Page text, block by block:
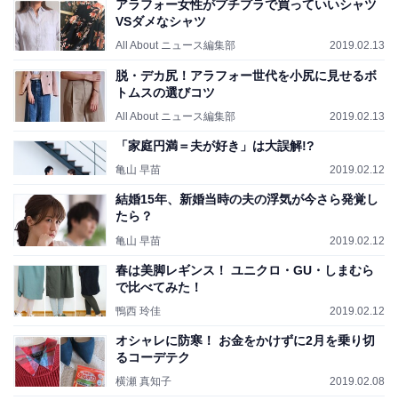
アラフォー女性がプチプラで買っていいシャツ
VSダメなシャツ
All About ニュース編集部 2019.02.13
脱・デカ尻！アラフォー世代を小尻に見せるボ
トムスの選びコツ
All About ニュース編集部 2019.02.13
「家庭円満＝夫が好き」は大誤解!?
亀山 早苗 2019.02.12
結婚15年、新婚当時の夫の浮気が今さら発覚し
たら？
亀山 早苗 2019.02.12
春は美脚レギンス！ ユニクロ・GU・しまむら
で比べてみた！
鴨西 玲佳 2019.02.12
オシャレに防寒！ お金をかけずに2月を乗り切
るコーデテク
横瀬 真知子 2019.02.08